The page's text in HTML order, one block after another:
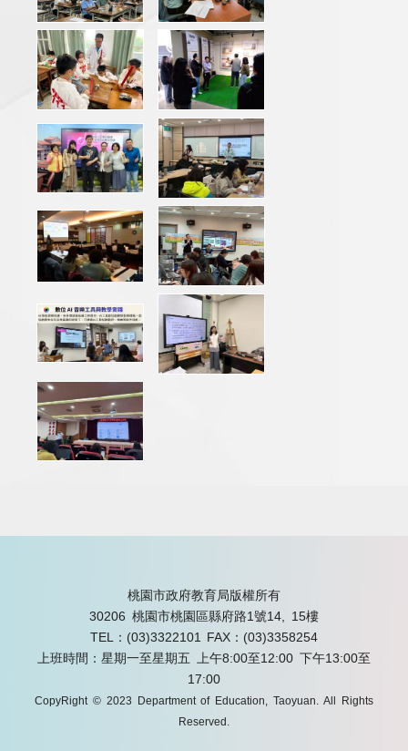
桃園市政府教育局版權所有
30206 桃園市桃園區縣府路1號14, 15樓
TEL：(03)3322101
FAX：(03)3358254
上班時間：星期一至星期五 上午8:00至12:00 下午13:00至
17:00
CopyRight © 2023 Department of Education, Taoyuan. All Rights
Reserved.